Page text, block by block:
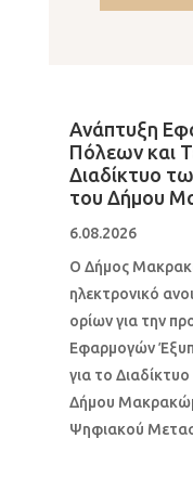
Ανάπτυξη
Πόλεων και
Διαδίκτυο
του Δήμου
6.08.2026
Ο Δήμος
ηλεκτρονικό
ορίων για την
Εφαρμογών
για το
Δήμου
Ψηφιακού